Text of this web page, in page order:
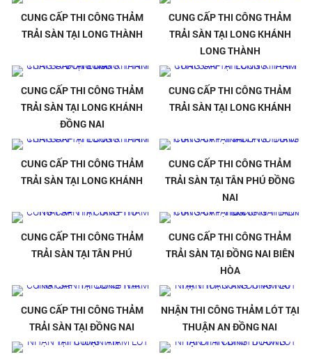
CUNG CẤP THI CÔNG THẢM
TRẢI SÀN TẠI LONG THÀNH
CUNG CẤP THI CÔNG THẢM
TRẢI SÀN TẠI LONG KHÁNH
LONG THÀNH
CUNG CẤP THI CÔNG THẢM
TRẢI SÀN TẠI LONG KHÁNH
ĐỒNG NAI
CUNG CẤP THI CÔNG THẢM
TRẢI SÀN TẠI LONG KHÁNH
CUNG CẤP THI CÔNG THẢM
TRẢI SÀN TẠI LONG KHÁNH
CUNG CẤP THI CÔNG THẢM
TRẢI SÀN TẠI TÂN PHÚ ĐỒNG
NAI
CUNG CẤP THI CÔNG THẢM
TRẢI SÀN TẠI TÂN PHÚ
CUNG CẤP THI CÔNG THẢM
TRẢI SÀN TẠI ĐỒNG NAI BIÊN
HÒA
CUNG CẤP THI CÔNG THẢM
TRẢI SÀN TẠI ĐỒNG NAI
NHẬN THI CÔNG THẢM LÓT TẠI
THUẬN AN ĐỒNG NAI